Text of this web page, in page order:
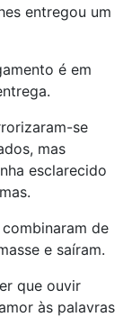
entregou um
é em
se
mas
esclarecido
de
e saíram.
que ouvir
às palavras